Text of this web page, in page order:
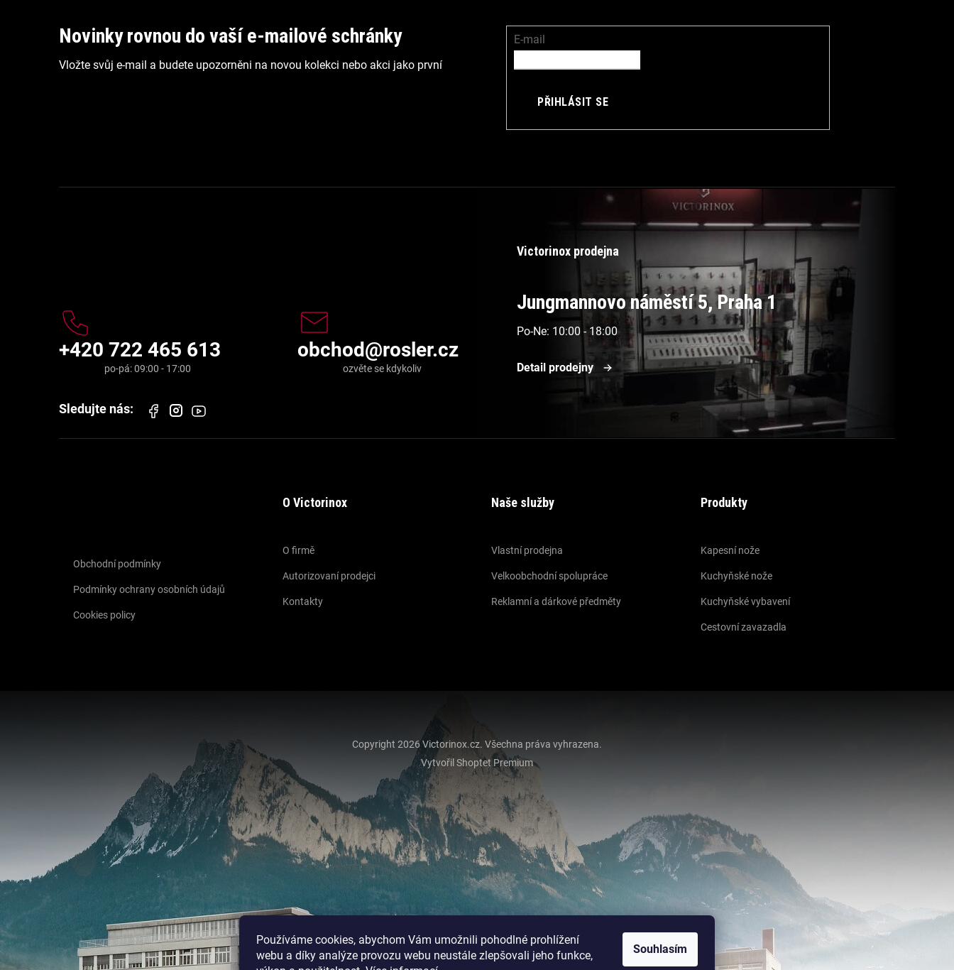
Používáme cookies, abychom Vám umožnili pohodlné prohlížení
webu a díky analýze provozu webu neustále zlepšovali jeho funkce,
Souhlasím
Novinky rovnou do vaší e-mailové schránky
Vložte svůj e-mail a budete upozorněni na novou kolekci nebo akci jako první
E-mail
PŘIHLÁSIT SE
obchod@rosler.cz
+420 722 465 613
Victorinox prodejna
Jungmannovo náměstí 5, Praha 1
Po-Ne: 10:00 - 18:00
Detail prodejny
Obchodní podmínky
Podmínky ochrany osobních údajů
Cookies policy
O Victorinox
O firmě
Autorizovaní prodejci
Kontakty
Naše služby
Vlastní prodejna
Velkoobchodní spolupráce
Reklamní a dárkové předměty
Produkty
Kapesní nože
Kuchyňské nože
Kuchyňské vybavení
Cestovní zavazadla
Vytvořil Shoptet Premium
Copyright 2026Victorinox.cz. Všechna práva vyhrazena.